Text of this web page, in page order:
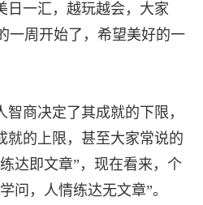
日一汇，越玩越会，大家
一周开始了，希望美好的一
商决定了其成就的下限，
就的上限，甚至大家常说的
达即文章”，现在看来，个
问，人情练达无文章”。